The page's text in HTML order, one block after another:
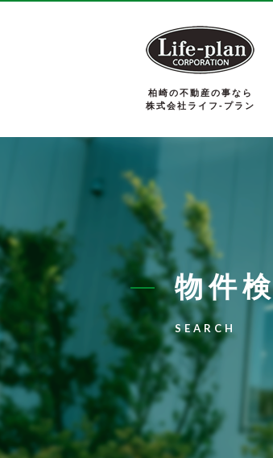
柏崎の不動産の事なら
株式会社ライフ-プラン
物件
SEARCH